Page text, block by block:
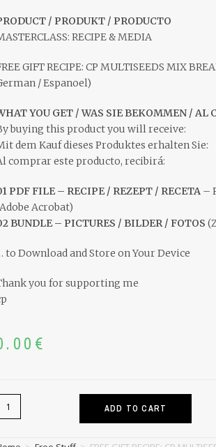
/ PRODUKT / PRODUCTO
RECIPE & MEDIA
GIFT RECIPE: CP MULTISEEDS MIX
/ Espanoel)
YOU GET / WAS SIE BEKOMMEN / AL
buying this product you will receive:
dem Kauf dieses Produktes erhalten Sie:
comprar este producto, recibirá:
PDF FILE – RECIPE / REZEPT / RECETA –
Acrobat)
BUNDLE – PICTURES / BILDER / FOTOS
to Download and Store on Your Device
you for supporting me
€
ADD TO CART